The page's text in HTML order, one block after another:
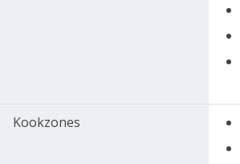
Kookzones